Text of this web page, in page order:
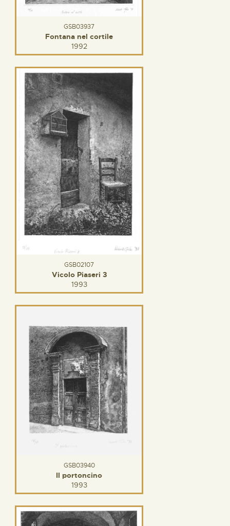
GSB03937
Fontana nel cortile
1992
GSB02107
Vicolo Piaseri 3
1993
GSB03940
Il portoncino
1993